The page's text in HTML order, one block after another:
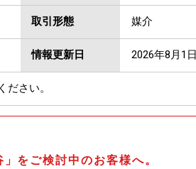
取引形態 媒介
情報更新日 2026年8月1日
さい。
をご検討中のお客様へ。